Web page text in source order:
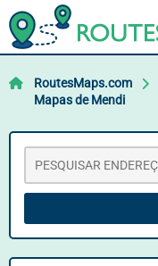
RoutesMaps.com
Mapas de Mendi